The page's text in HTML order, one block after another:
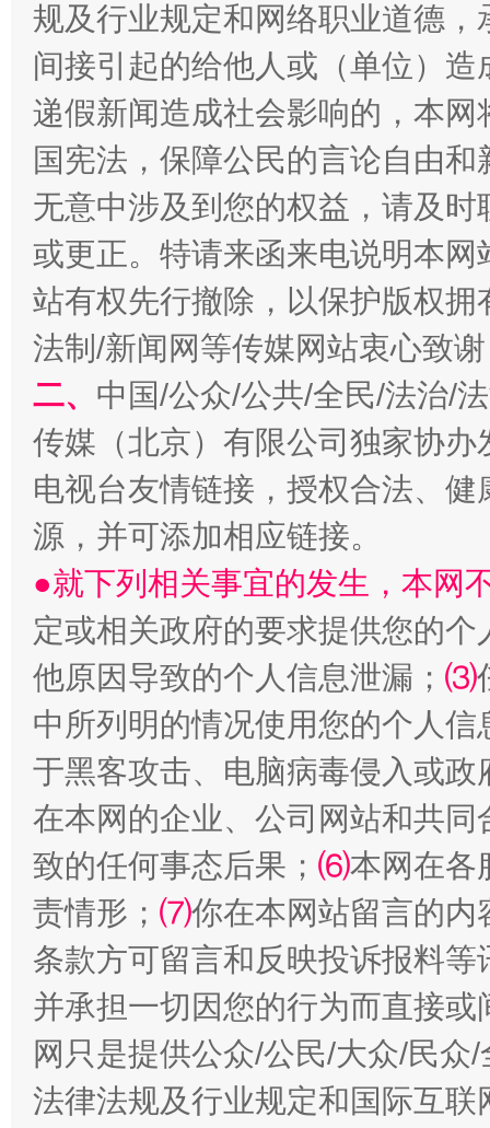
习近平的博鳌关键词
魏明
揭批美国五大"原罪" "炒
规及行业规定和网络职业道德
间接引起的给他人或（单位）
递假新闻造成社会影响的，本
国宪法，保障公民的言论自由
无意中涉及到您的权益，请及
或更正。特请来函来电说明本
站有权先行撤除，以保护版权
法制/新闻网等传媒网站衷心致
二、 中国/公众/公共/全民/法治/
传媒（北京）有限公司独家协
电视台友情链接，授权合法、
源，并可添加相应链接。
●就下列相关事宜的发生，本网
定或相关政府的要求提供您的个
他原因导致的个人信息泄漏； ⑶
中所列明的情况使用您的个人
于黑客攻击、电脑病毒侵入或
在本网的企业、公司网站和共
致的任何事态后果； ⑹本网在各
责情形； ⑺你在本网站留言的内
条款方可留言和反映投诉报料
并承担一切因您的行为而直接
网只是提供公众/公民/大众/民
法律法规及行业规定和国际互